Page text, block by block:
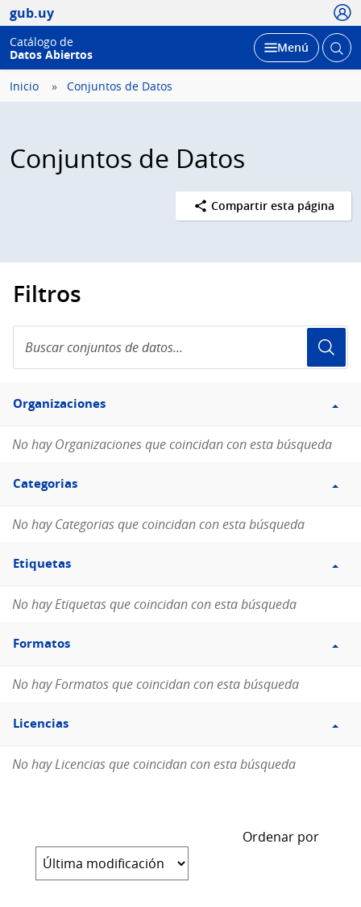
gub.uy
Catálogo de
Datos Abiertos
Desplegar
Menú Abrir
Inicio Conjuntos de Datos
Conjuntos de Datos
Compartir esta página
Filtros
conjuntos
de
Filtro
Organizaciones
Organizaciones
No hay Organizaciones que coincidan con esta búsqueda
Filtro
Categorias
Categorias
No hay Categorias que coincidan con esta búsqueda
Filtro
Etiquetas
Etiquetas
No hay Etiquetas que coincidan con esta búsqueda
Filtro
Formatos
Formatos
No hay Formatos que coincidan con esta búsqueda
Filtro
Licencias
Licencias
No hay Licencias que coincidan con esta búsqueda
Ordenar por